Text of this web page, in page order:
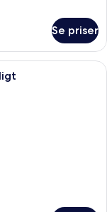
Se priser
med en seng, et